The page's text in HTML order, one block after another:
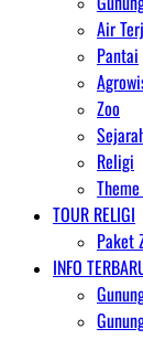
Air
Pantai
Zoo
Religi
TOUR RELIGI
Paket
INFO